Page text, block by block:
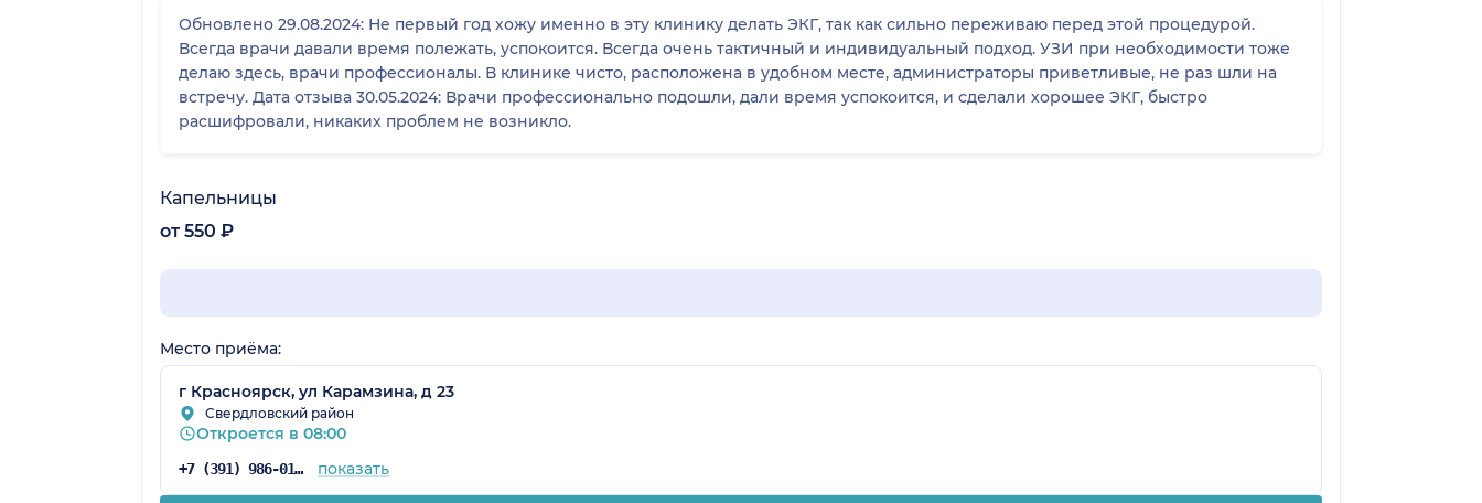
Обновлено 29.08.2024: Не первый год хожу именно в эту клинику делать ЭКГ, так как сильно переживаю перед этой процедурой.
Всегда врачи давали время полежать, успокоится. Всегда очень тактичный и индивидуальный подход. УЗИ при необходимости тоже
делаю здесь, врачи профессионалы. В клинике чисто, расположена в удобном месте, администраторы приветливые, не раз шли на
встречу. Дата отзыва 30.05.2024: Врачи профессионально подошли, дали время успокоится, и сделали хорошее ЭКГ, быстро
расшифровали, никаких проблем не возникло.
Капельницы
от 550 ₽
Место приёма:
г Красноярск, ул Карамзина, д 23
Свердловский район
Откроется в 08:00
+7 (391) 986-01-59 показать